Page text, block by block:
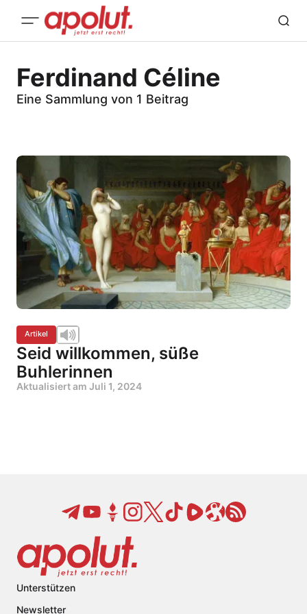
Ferdinand Céline
Eine Sammlung von 1 Beitrag
Artikel
Seid willkommen, süße
Buhlerinnen
Aktualisiert am Juli 1, 2024
Unterstützen
Newsletter